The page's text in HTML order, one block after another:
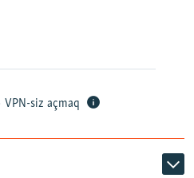
VPN-siz açmaq